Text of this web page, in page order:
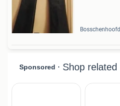
Bosschenhoofd